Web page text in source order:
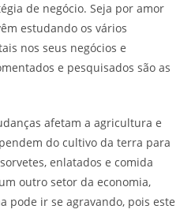
de negócio. Seja por amor
estudando os vários
nos seus negócios e
e pesquisados são as
afetam a agricultura e
do cultivo da terra para
enlatados e comida
outro setor da economia,
pode ir se agravando, pois este